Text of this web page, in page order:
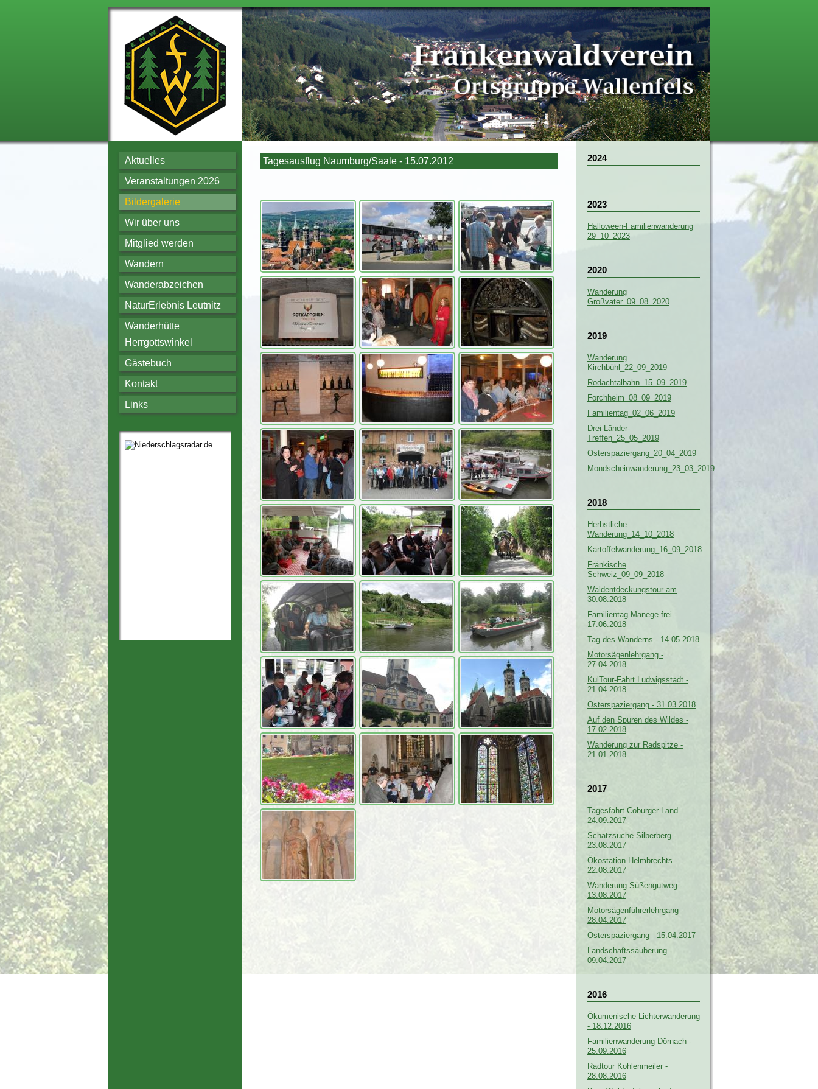
Aktuelles
Veranstaltungen 2026
Bildergalerie
Wir über uns
Mitglied werden
Wandern
Wanderabzeichen
NaturErlebnis Leutnitz
Wanderhütte
Herrgottswinkel
Gästebuch
Kontakt
Links
Tagesausflug Naumburg/Saale - 15.07.2012 2024
2023
Halloween-Familienwanderung
29_10_2023
2020
Wanderung
Großvater_09_08_2020
2019
Wanderung
Kirchbühl_22_09_2019
Rodachtalbahn_15_09_2019
Forchheim_08_09_2019
Familientag_02_06_2019
Drei-Länder-
Treffen_25_05_2019
Osterspaziergang_20_04_2019
Mondscheinwanderung_23_03_2019
2018
Herbstliche
Wanderung_14_10_2018
Kartoffelwanderung_16_09_2018
Fränkische
Schweiz_09_09_2018
Waldentdeckungstour am
30.08.2018
Familientag Manege frei -
17.06.2018
Tag des Wanderns - 14.05.2018
Motorsägenlehrgang -
27.04.2018
KulTour-Fahrt Ludwigsstadt -
21.04.2018
Osterspaziergang - 31.03.2018
Auf den Spuren des Wildes -
17.02.2018
Wanderung zur Radspitze -
21.01.2018
2017
Tagesfahrt Coburger Land -
24.09.2017
Schatzsuche Silberberg -
23.08.2017
Ökostation Helmbrechts -
22.08.2017
Wanderung Süßengutweg -
13.08.2017
Motorsägenführerlehrgang -
28.04.2017
Osterspaziergang - 15.04.2017
Landschaftssäuberung -
09.04.2017
2016
Ökumenische Lichterwanderung
- 18.12.2016
Familienwanderung Dörnach -
25.09.2016
Radtour Kohlenmeiler -
28.08.2016